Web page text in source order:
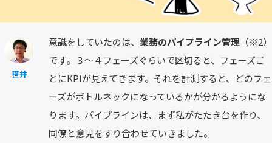
笹井
意識をしていたのは、 業務のパイプライン管理 （※2）
です。３〜４フェーズぐらいで区切ると、フェーズご
とにKPIが見えてきます。それを計測すると、どのフェ
ーズがボトルネックになっているかが分かるようにな
ります。パイプラインは、まず私がたたき台を作り、
同僚と意見をすり合わせていきました。